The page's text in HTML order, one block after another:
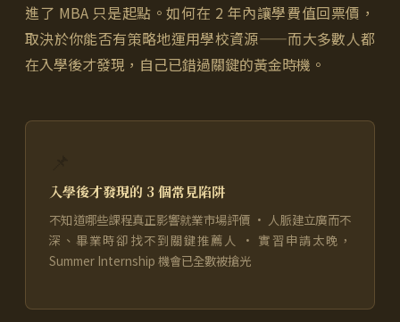
進了 MBA 只是起點。如何在 2 年內讓學費值回票價，
取決於你能否有策略地運用學校資源——而大多數人都
在入學後才發現，自己已錯過關鍵的黃金時機。
入學後才發現的 3 個常見陷阱
不知道哪些課程真正影響就業市場評價 · 人脈建立廣而不
深、畢業時卻找不到關鍵推薦人 · 實習申請太晚，
Summer Internship 機會已全數被搶光